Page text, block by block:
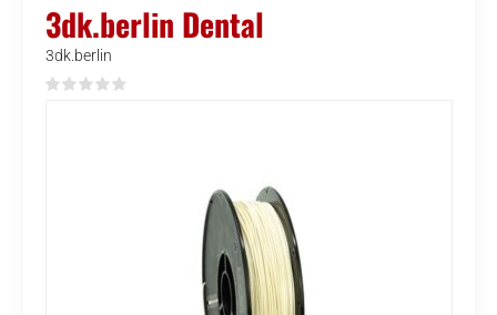
3dk.berlin Dental
3dk.berlin